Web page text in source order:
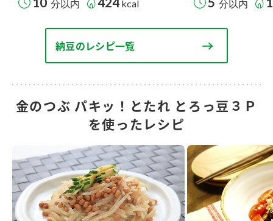
分以内 kcal 分以内
納豆のレシピ一覧
金のつぶ パキッ！とたれ とろっ豆３Ｐ
を使ったレシピ